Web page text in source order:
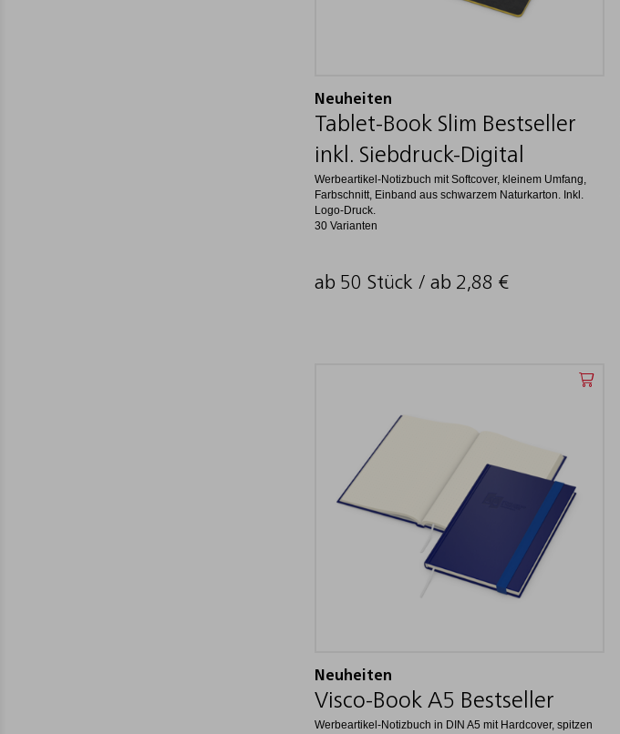
Neuheiten
Tablet-Book Slim Bestseller
inkl. Siebdruck-Digital
Werbeartikel-Notizbuch mit Softcover, kleinem Umfang,
Farbschnitt, Einband aus schwarzem Naturkarton. Inkl.
Logo-Druck.
30 Varianten
ab 50 Stück / ab 2,88 €
Neuheiten
Visco-Book A5 Bestseller
Werbeartikel-Notizbuch in DIN A5 mit Hardcover, spitzen